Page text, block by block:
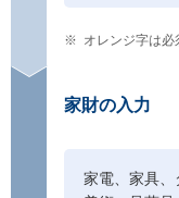
※ オレンジ字は必
家財の入力
家電、家具